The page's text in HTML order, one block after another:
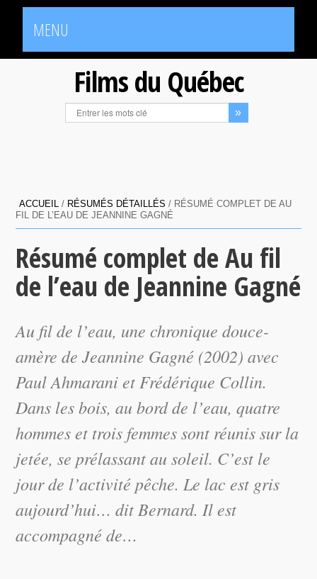
MENU
Films du Québec
ACCUEIL / RÉSUMÉS DÉTAILLÉS / RÉSUMÉ COMPLET DE AU
FIL DE L’EAU DE JEANNINE GAGNÉ
Résumé complet de Au fil
de l’eau de Jeannine Gagné
Au fil de l’eau, une chronique douce-
amère de Jeannine Gagné (2002) avec
Paul Ahmarani et Frédérique Collin.
Dans les bois, au bord de l’eau, quatre
hommes et trois femmes sont réunis sur la
jetée, se prélassant au soleil. C’est le
jour de l’activité pêche. Le lac est gris
aujourd’hui… dit Bernard. Il est
accompagné de…